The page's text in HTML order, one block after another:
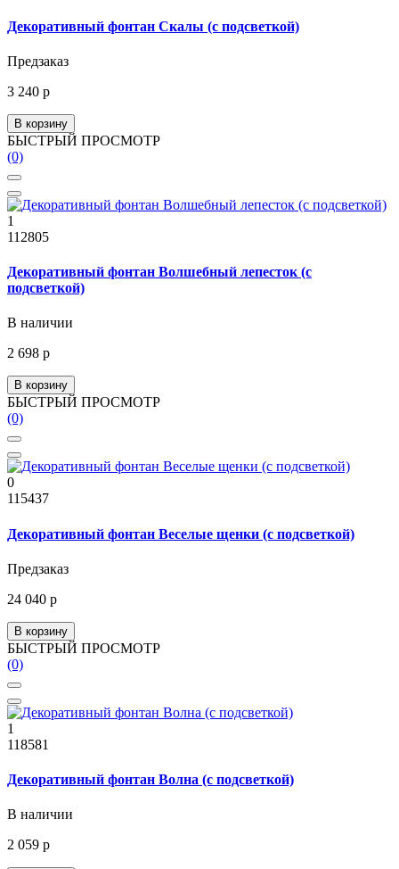
Декоративный фонтан Скалы (с подсветкой)
Предзаказ
3 240 р
В корзину
БЫСТРЫЙ ПРОСМОТР
(0)
1
112805
Декоративный фонтан Волшебный лепесток (с
подсветкой)
В наличии
2 698 р
В корзину
БЫСТРЫЙ ПРОСМОТР
(0)
0
115437
Декоративный фонтан Веселые щенки (с подсветкой)
Предзаказ
24 040 р
В корзину
БЫСТРЫЙ ПРОСМОТР
(0)
1
118581
Декоративный фонтан Волна (с подсветкой)
В наличии
2 059 р